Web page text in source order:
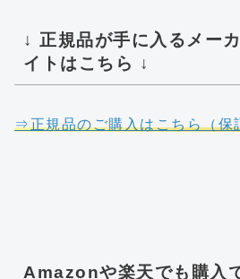
↓ 正規品が手に入るメー
イトはこちら ↓
⇒正規品のご購入はこちら（保
Amazonや楽天でも購入